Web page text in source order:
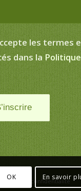
les termes
dans la
Politique de confidentialité
OK En savoir